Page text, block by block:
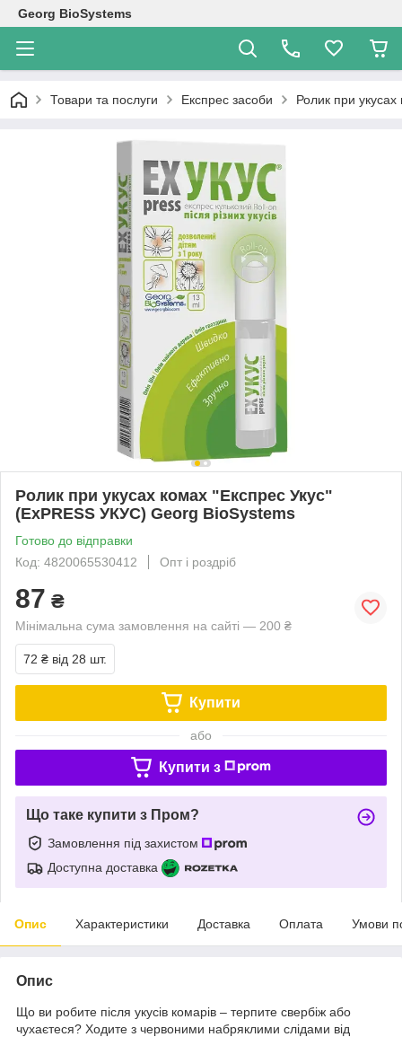
Georg BioSystems
Товари та послуги Експрес засоби Ролик при
Ролик при укусах комах "Експрес Укус"
(ExPRESS УКУС) Georg BioSystems
Готово до відправки
Код: 4820065530412
Опт і роздріб
87 ₴
Мінімальна сума замовлення на сайті — 200 ₴
72 ₴ від 28 шт.
Купити
або
Купити з
Що таке купити з Пром?
Замовлення під захистом
Доступна доставка
Опис Характеристики Доставка Оплата Умови
Опис
Що ви робите після укусів комарів – терпите свербіж або
чухаєтеся? Ходите з червоними набряклими слідами від